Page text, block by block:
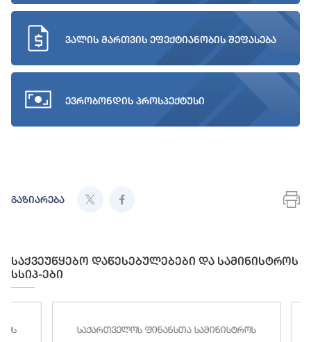
ვალის მართვის ეფექტიანობის შეფასება
ევრობონდის პროსპექტუსი
გაზიარება
საქვეუწყებო დაწესებულებები და სამინისტროს
სსიპ-ები
საქართველოს ფინანსთა სამინისტროს